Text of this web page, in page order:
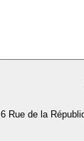
6 Rue de la